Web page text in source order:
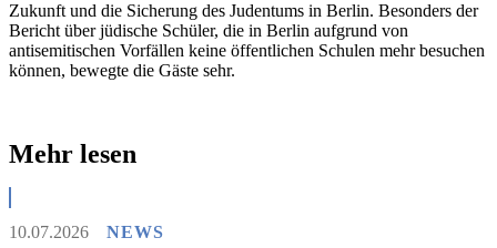
Zukunft und die Sicherung des Judentums in Berlin. Besonders der
Bericht über jüdische Schüler, die in Berlin aufgrund von
antisemitischen Vorfällen keine öffentlichen Schulen mehr besuchen
können, bewegte die Gäste sehr.
Mehr lesen
10.07.2026 NEWS